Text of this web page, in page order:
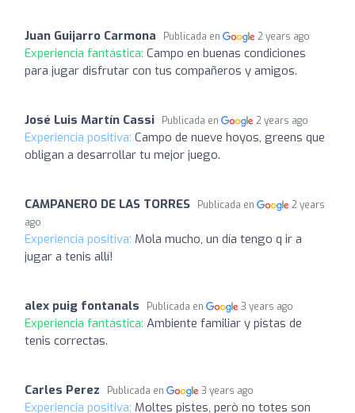
Juan Guijarro Carmona Publicada en 2 years ago
Experiencia fantástica: Campo en buenas condiciones
para jugar disfrutar con tus compañeros y amigos.
José Luis Martín Cassi Publicada en 2 years ago
Experiencia positiva: Campo de nueve hoyos, greens que
obligan a desarrollar tu mejor juego.
CAMPANERO DE LAS TORRES Publicada en
2 years
ago
Experiencia positiva: Mola mucho, un día tengo q ir a
jugar a tenis allí!
alex puig fontanals Publicada en 3 years ago
Experiencia fantástica: Ambiente familiar y pistas de
tenis correctas.
Carles Perez Publicada en 3 years ago
Experiencia positiva: Moltes pistes, però no totes son